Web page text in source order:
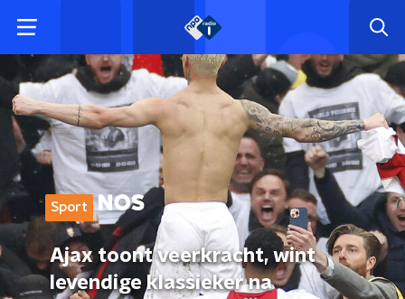
Sport
Ajax toont veerkracht, wint
levendige klassieker na